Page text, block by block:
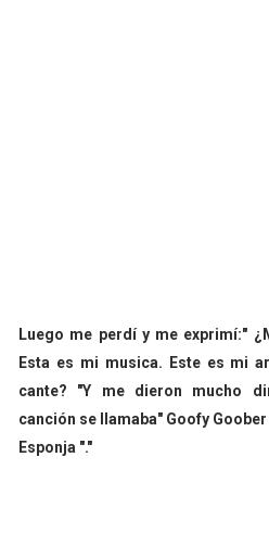
Luego me perdí y me exprimí:"
Esta es mi musica. Este es mi
cante? "Y me dieron mucho
canción se llamaba" Goofy
Esponja "."